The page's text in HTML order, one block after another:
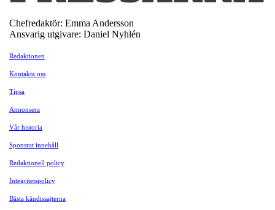
Chefredaktör: Emma Andersson
Ansvarig utgivare: Daniel Nyhlén
Redaktionen
Kontakta oss
Tipsa
Annonsera
Vår historia
Sponsrat innehåll
Redaktionell policy
Integritetspolicy
Bästa kändissajterna